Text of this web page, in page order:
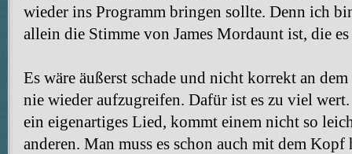
wieder ins Programm bringen sollte. Denn ich
allein die Stimme von James Mordaunt ist, die es
Es wäre äußerst schade und nicht korrekt an
nie wieder aufzugreifen. Dafür ist es zu viel
ein eigenartiges Lied, kommt einem nicht so
anderen. Man muss es schon auch mit dem